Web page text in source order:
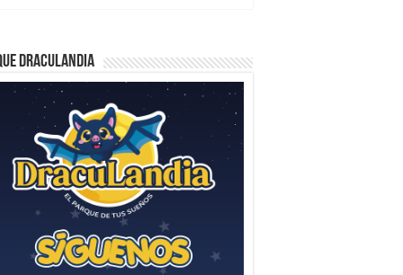
Draculandia